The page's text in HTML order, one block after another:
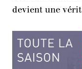
devient une